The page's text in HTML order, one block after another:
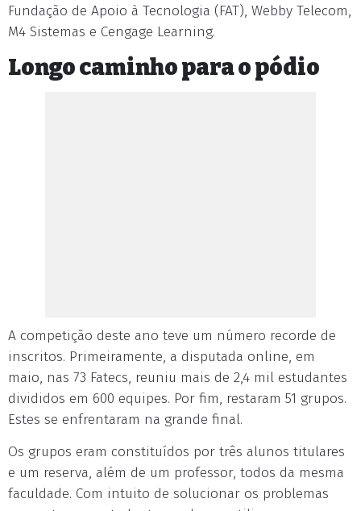
Fundação de Apoio à Tecnologia (FAT), Webby Telecom,
M4 Sistemas e Cengage Learning.
Longo caminho para o pódio
A competição deste ano teve um número recorde de
inscritos. Primeiramente, a disputada online, em
maio, nas 73 Fatecs, reuniu mais de 2,4 mil estudantes
divididos em 600 equipes. Por fim, restaram 51 grupos.
Estes se enfrentaram na grande final.
Os grupos eram constituídos por três alunos titulares
e um reserva, além de um professor, todos da mesma
faculdade. Com intuito de solucionar os problemas